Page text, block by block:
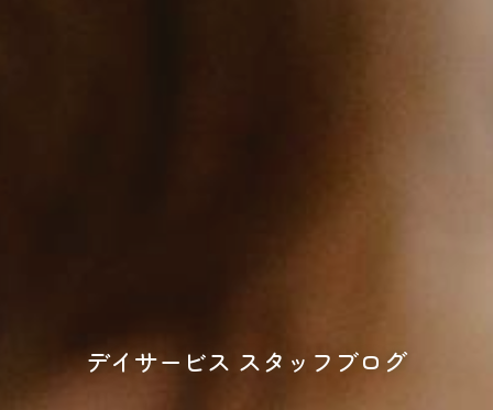
デイサービス スタッフブログ